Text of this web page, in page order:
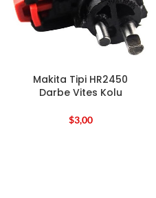
Makita Tipi HR2450
Darbe Vites Kolu
$3,00